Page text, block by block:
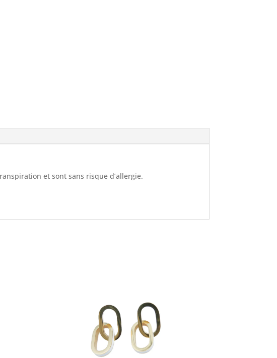
et sont sans risque d’allergie.